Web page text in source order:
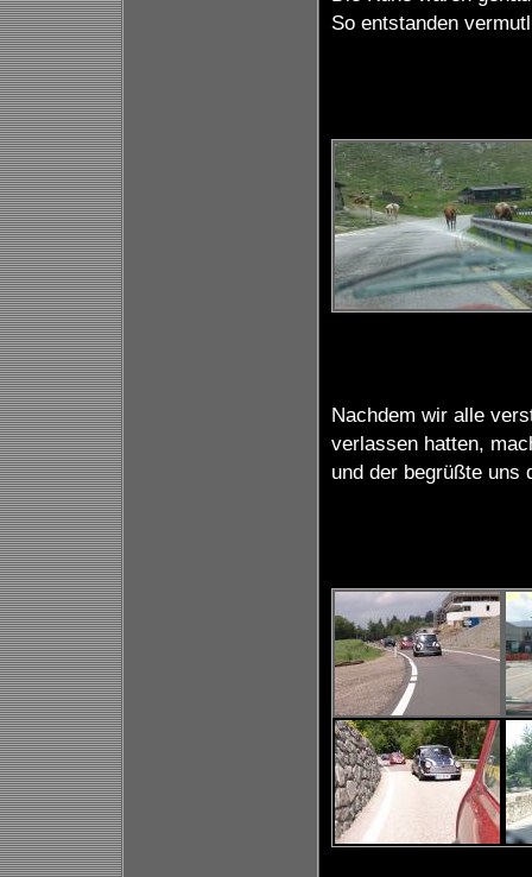
So entstanden
Nachdem wir alle
verlassen hatten,
und der begrüßte uns